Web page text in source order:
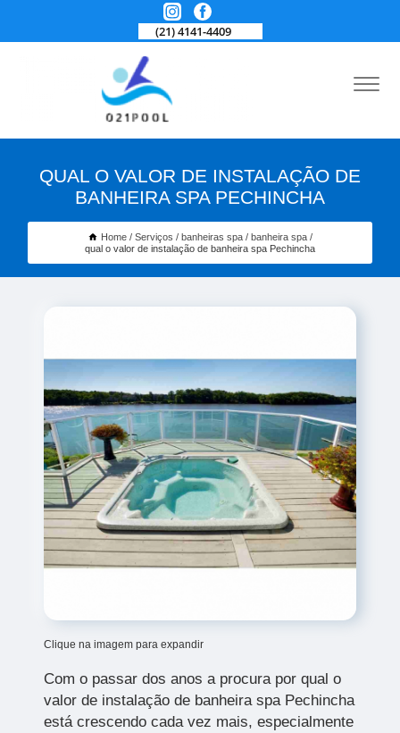
(21) 4141-4409
QUAL O VALOR DE INSTALAÇÃO DE
BANHEIRA SPA PECHINCHA
Home Serviços banheiras spa
banheira spa
qual o valor de instalação de banheira spa Pechincha
Clique na imagem para expandir
Com o passar dos anos a procura por qual o
valor de instalação de banheira spa Pechincha
está crescendo cada vez mais, especialmente